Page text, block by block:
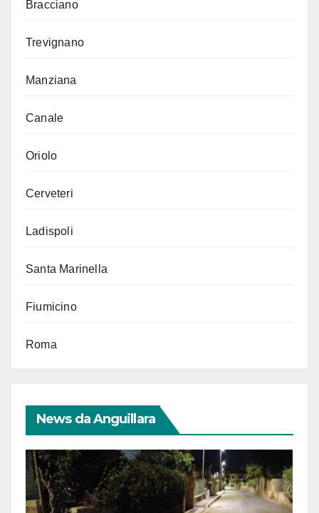
Bracciano
Trevignano
Manziana
Canale
Oriolo
Cerveteri
Ladispoli
Santa Marinella
Fiumicino
Roma
News da Anguillara